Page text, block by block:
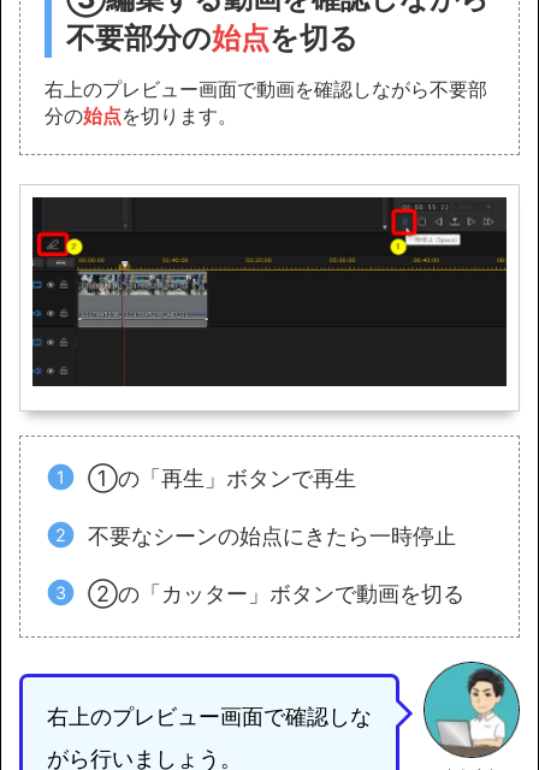
不要部分の始点を切る
右上のプレビュー画面で動画を確認しながら不要部
分の始点を切ります。
①の「再生」ボタンで再生
不要なシーンの始点にきたら一時停止
②の「カッター」ボタンで動画を切る
右上のプレビュー画面で確認しな
がら行いましょう。